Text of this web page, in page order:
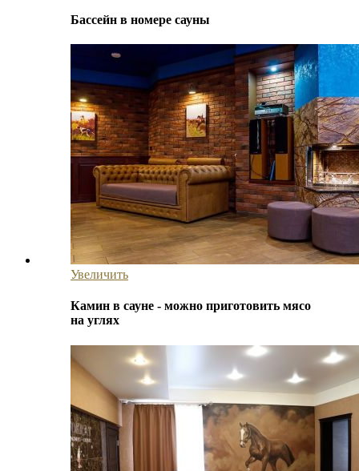
Бассейн в номере сауны
Увеличить
Камин в сауне - можно приготовить мясо
на углях